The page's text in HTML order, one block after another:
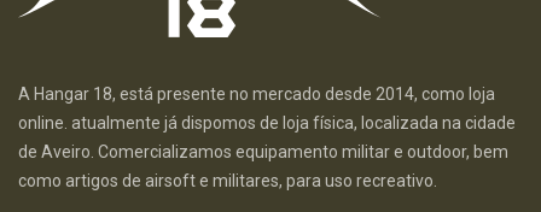
A Hangar 18, está presente no mercado desde 2014, como loja
online. atualmente já dispomos de loja física, localizada na cidade
de Aveiro. Comercializamos equipamento militar e outdoor, bem
como artigos de airsoft e militares, para uso recreativo.